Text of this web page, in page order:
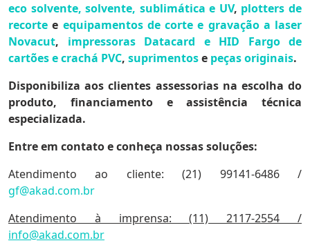
eco solvente, solvente, sublimática e UV, plotters de
recorte e equipamentos de corte e gravação a laser
Novacut, impressoras Datacard e HID Fargo de
cartõese crachá PVC, suprimentose peças originais.
Disponibiliza aosclientes assessoriasna escolha do
produto, financiamento e assistência técnica
especializada.
Entre em contato e conheça nossas soluções:
Atendimento ao cliente: (21) 99141-6486 /
gf@akad.com.br
Atendimento à imprensa: (11) 2117-2554 /
info@akad.com.br